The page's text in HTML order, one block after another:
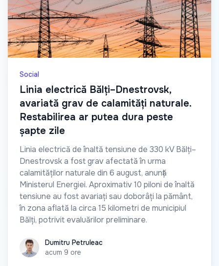
Social
Linia electrică Bălți–Dnestrovsk,
avariată grav de calamități naturale.
Restabilirea ar putea dura peste
șapte zile
Linia electrică de înaltă tensiune de 330 kV Bălți–
Dnestrovsk a fost grav afectată în urma
calamităților naturale din 6 august, anunță
Ministerul Energiei. Aproximativ 10 piloni de înaltă
tensiune au fost avariați sau doborâți la pământ,
în zona aflată la circa 15 kilometri de municipiul
Bălți, potrivit evaluărilor preliminare.
Dumitru Petruleac
Dumitru Petruleac
acum 9 ore